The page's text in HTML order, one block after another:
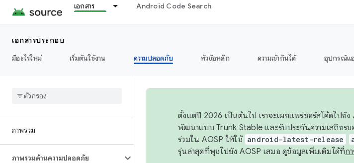
เอกสาร Android Code Search
เอกสารประกอบ
มีอะไรใหม่
เริ่มต้นใช้งาน ความปลอดภัย หัวข้อหลัก ความเข้ากันได้ อุปกรณ์แ
ภาพรวม
ภาพรวมด้านความปลอดภัย
ตั้งแต่ปี 2026 เป็นต้นไป เราจะเผยแพร่ซอร์สโค้ดไปยั
พัฒนาแบบ Trunk Stable และรับประกันความเสถียรข
ร่วมใน AOSP ให้ใช้ android-latest-release
รุ่นล่าสุดที่พุชไปยัง AOSP เสมอ ดูข้อมูลเพิ่มเติมได้ที่ก